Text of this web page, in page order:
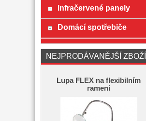
Infračervené panely
Domácí spotřebiče
NEJPRODÁVANĚJŠÍ ZBOŽÍ
Lupa FLEX na flexibilním
rameni